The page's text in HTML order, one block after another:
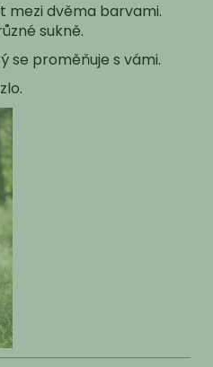
mezi dvěma barvami.
sukně.
se proměňuje s vámi.